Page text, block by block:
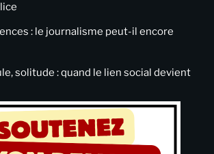
: le journalisme peut-il encore
solitude : quand le lien social devient